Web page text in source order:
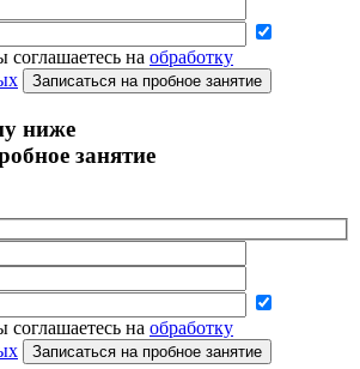
соглашаетесь на обработку
Записаться на пробное занятие
ниже
занятие
соглашаетесь на обработку
Записаться на пробное занятие